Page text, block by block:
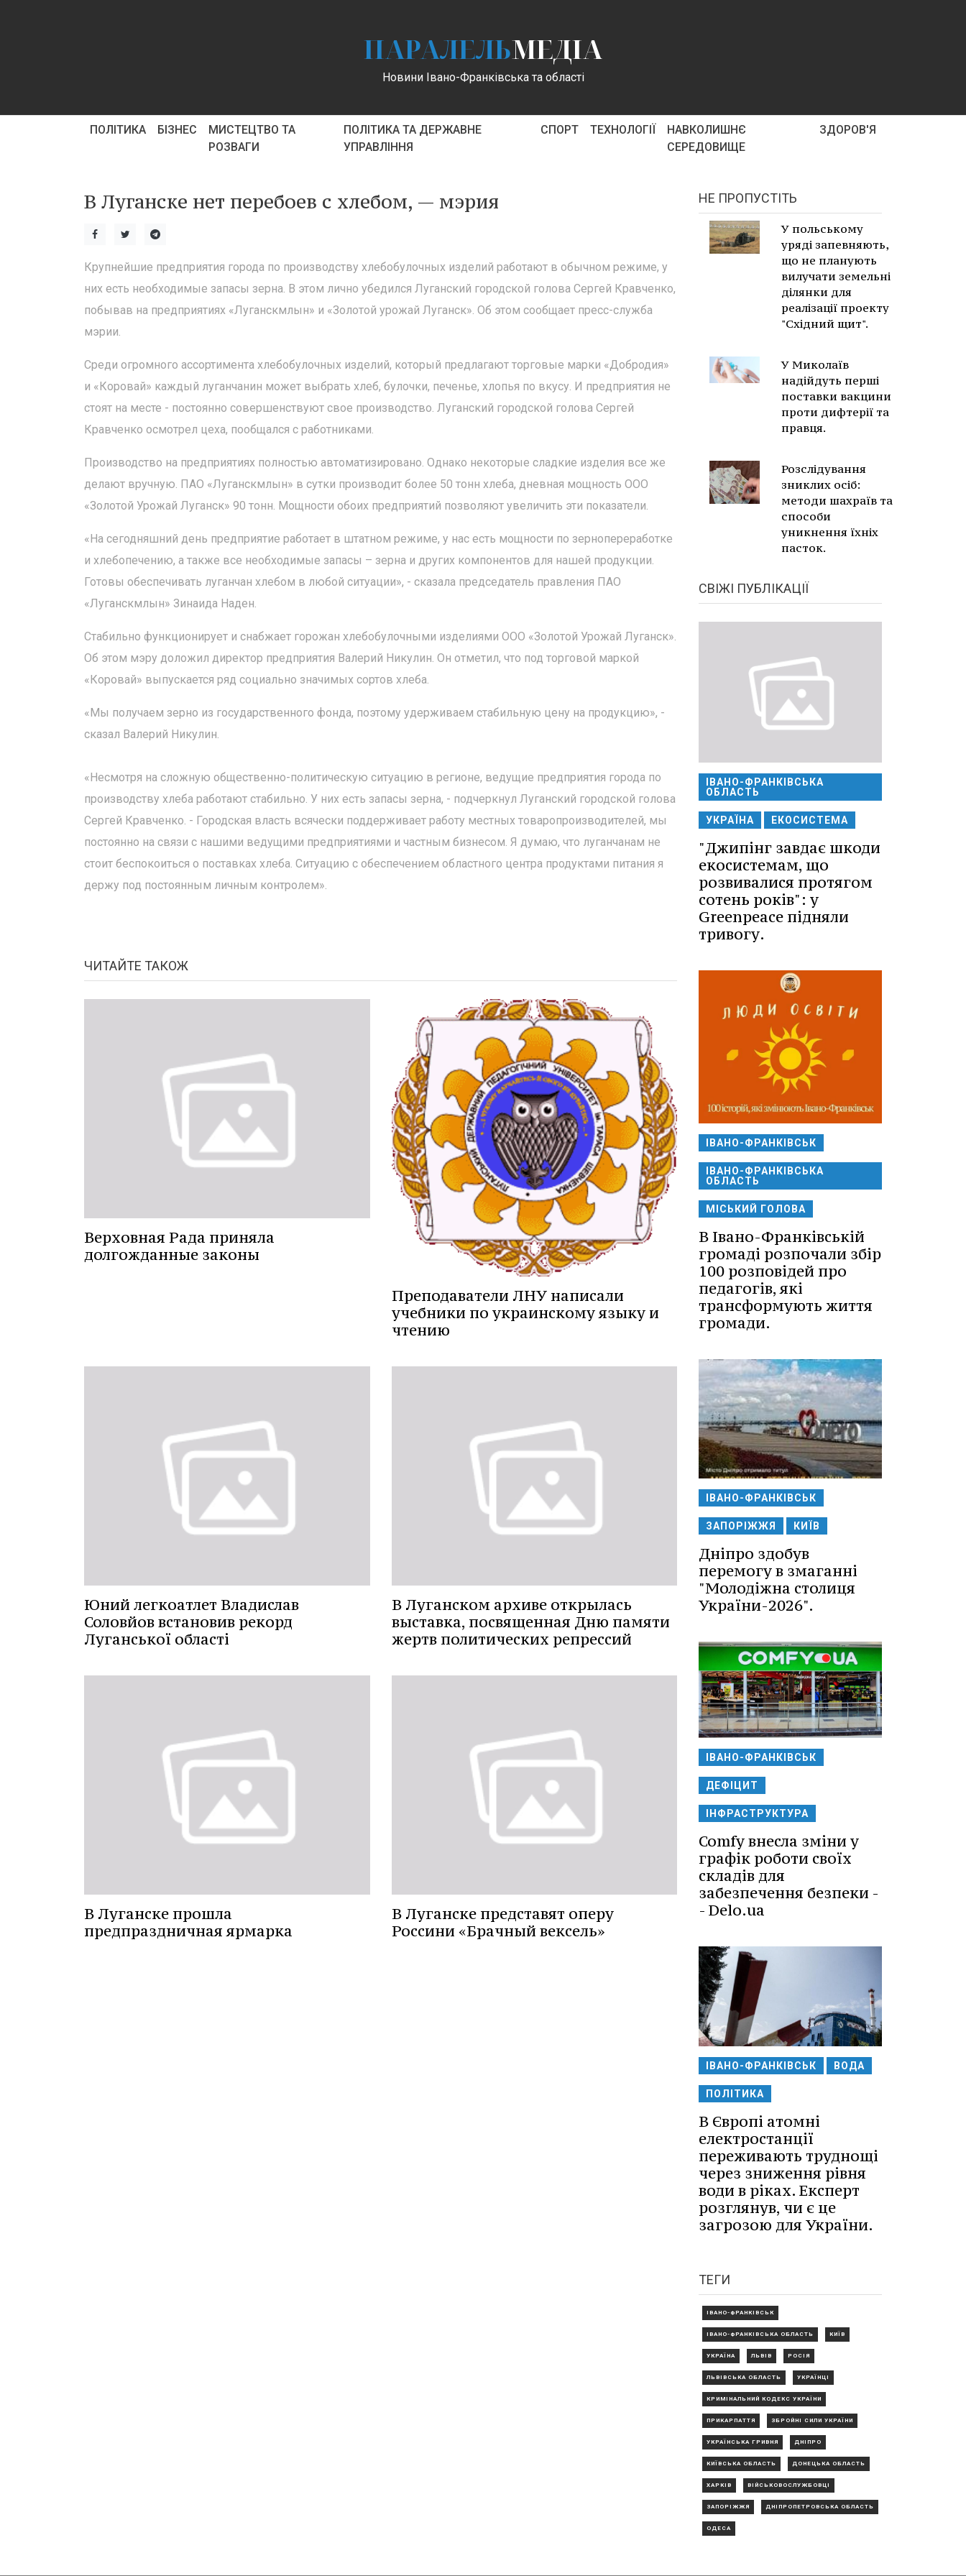
ПАРАЛЕЛЬМЕДІА
Новини Івано-Франківська та області
ПОЛІТИКА БІЗНЕС
МИСТЕЦТВО ТА
РОЗВАГИ
ПОЛІТИКА ТА ДЕРЖАВНЕ
УПРАВЛІННЯ
СПОРТ ТЕХНОЛОГІЇ
НАВКОЛИШНЄ
СЕРЕДОВИЩЕ
ЗДОРОВ'Я
В Луганске нет перебоев с хлебом, — мэрия
Крупнейшие предприятия города по производству хлебобулочных изделий работают в обычном режиме, у
них есть необходимые запасы зерна. В этом лично убедился Луганский городской голова Сергей Кравченко,
побывав на предприятиях «Луганскмлын» и «Золотой урожай Луганск». Об этом сообщает пресс-служба
мэрии.
Среди огромного ассортимента хлебобулочных изделий, который предлагают торговые марки «Добродия»
и «Коровай» каждый луганчанин может выбрать хлеб, булочки, печенье, хлопья по вкусу. И предприятия не
стоят на месте - постоянно совершенствуют свое производство. Луганский городской голова Сергей
Кравченко осмотрел цеха, пообщался с работниками.
Производство на предприятиях полностью автоматизировано. Однако некоторые сладкие изделия все же
делают вручную. ПАО «Луганскмлын» в сутки производит более 50 тонн хлеба, дневная мощность ООО
«Золотой Урожай Луганск» 90 тонн. Мощности обоих предприятий позволяют увеличить эти показатели.
«На сегодняшний день предприятие работает в штатном режиме, у нас есть мощности по зернопереработке
и хлебопечению, а также все необходимые запасы – зерна и других компонентов для нашей продукции.
Готовы обеспечивать луганчан хлебом в любой ситуации», - сказала председатель правления ПАО
«Луганскмлын» Зинаида Наден.
Стабильно функционирует и снабжает горожан хлебобулочными изделиями ООО «Золотой Урожай Луганск».
Об этом мэру доложил директор предприятия Валерий Никулин. Он отметил, что под торговой маркой
«Коровай» выпускается ряд социально значимых сортов хлеба.
«Мы получаем зерно из государственного фонда, поэтому удерживаем стабильную цену на продукцию», -
сказал Валерий Никулин.
«Несмотря на сложную общественно-политическую ситуацию в регионе, ведущие предприятия города по
производству хлеба работают стабильно. У них есть запасы зерна, - подчеркнул Луганский городской голова
Сергей Кравченко. - Городская власть всячески поддерживает работу местных товаропроизводителей, мы
постоянно на связи с нашими ведущими предприятиями и частным бизнесом. Я думаю, что луганчанам не
стоит беспокоиться о поставках хлеба. Ситуацию с обеспечением областного центра продуктами питания я
держу под постоянным личным контролем».
ЧИТАЙТЕ ТАКОЖ
Верховная Рада приняла
долгожданные законы
Преподаватели ЛНУ написали
учебники по украинскому языку и
чтению
Юний легкоатлет Владислав
Соловйов встановив рекорд
Луганської області
В Луганском архиве открылась
выставка, посвященная Дню памяти
жертв политических репрессий
В Луганске прошла
предпраздничная ярмарка
В Луганске представят оперу
Россини «Брачный вексель»
НЕ ПРОПУСТІТЬ
У польському
уряді запевняють,
що не планують
вилучати земельні
ділянки для
реалізації проекту
"Східний щит".
У Миколаїв
надійдуть перші
поставки вакцини
проти дифтерії та
правця.
Розслідування
зниклих осіб:
методи шахраїв та
способи
уникнення їхніх
пасток.
СВІЖІ ПУБЛІКАЦІЇ
ІВАНО-ФРАНКІВСЬКА
ОБЛАСТЬ
УКРАЇНА ЕКОСИСТЕМА
"Джипінг завдає шкоди
екосистемам, що
розвивалися протягом
сотень років": у
Greenpeace підняли
тривогу.
ІВАНО-ФРАНКІВСЬК
ІВАНО-ФРАНКІВСЬКА
ОБЛАСТЬ
МІСЬКИЙ ГОЛОВА
В Івано-Франківській
громаді розпочали збір
100 розповідей про
педагогів, які
трансформують життя
громади.
ІВАНО-ФРАНКІВСЬК
ЗАПОРІЖЖЯ КИЇВ
Дніпро здобув
перемогу в змаганні
"Молодіжна столиця
України-2026".
ІВАНО-ФРАНКІВСЬК
ДЕФІЦИТ
ІНФРАСТРУКТУРА
Comfy внесла зміни у
графік роботи своїх
складів для
забезпечення безпеки -
- Delo.ua
ІВАНО-ФРАНКІВСЬК ВОДА
ПОЛІТИКА
В Європі атомні
електростанції
переживають труднощі
через зниження рівня
води в ріках. Експерт
розглянув, чи є це
загрозою для України.
ТЕГИ
ІВАНО-ФРАНКІВСЬК
ІВАНО-ФРАНКІВСЬКА ОБЛАСТЬ КИЇВ
УКРАЇНА ЛЬВІВ РОСІЯ
ЛЬВІВСЬКА ОБЛАСТЬ УКРАЇНЦІ
КРИМІНАЛЬНИЙ КОДЕКС УКРАЇНИ
ПРИКАРПАТТЯ ЗБРОЙНІ СИЛИ УКРАЇНИ
УКРАЇНСЬКА ГРИВНЯ ДНІПРО
КИЇВСЬКА ОБЛАСТЬ ДОНЕЦЬКА ОБЛАСТЬ
ХАРКІВ ВІЙСЬКОВОСЛУЖБОВЦІ
ЗАПОРІЖЖЯ ДНІПРОПЕТРОВСЬКА ОБЛАСТЬ
ОДЕСА